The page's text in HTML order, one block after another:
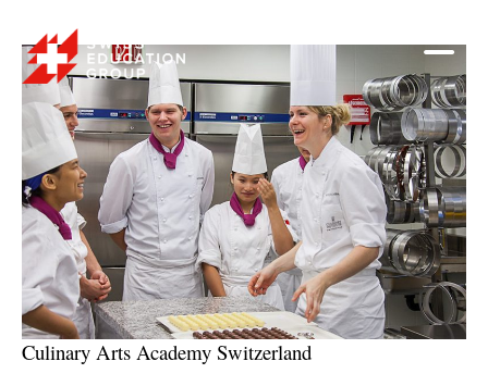
Culinary Arts Academy Switzerland